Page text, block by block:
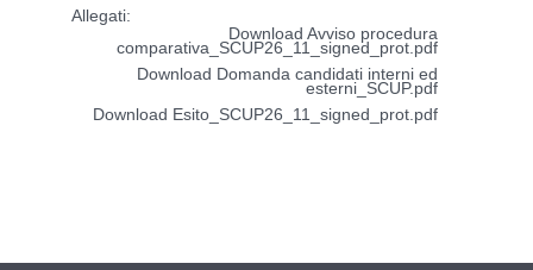
Allegati:
Download Avviso procedura
comparativa_SCUP26_11_signed_prot.pdf
Download Domanda candidati interni ed
esterni_SCUP.pdf
Download Esito_SCUP26_11_signed_prot.pdf